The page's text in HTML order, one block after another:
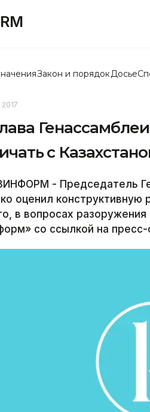
Закон и порядок Досье
с
- Председатель
оценил
в вопросах
со ссылкой на